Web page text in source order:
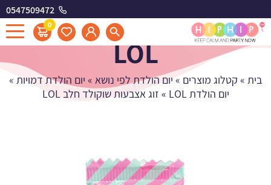
0547509472
0
זוג אצבעות שוקולד חלב
LOL
בית » קטלוג מוצרים » יום הולדת לפי נושא » יום הולדת דמויות »
יום הולדת LOL
» זוג אצבעות שוקולד חלב LOL